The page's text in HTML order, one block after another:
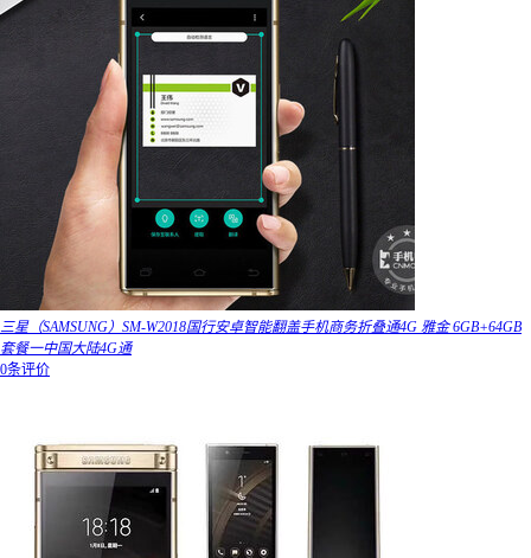
三星（SAMSUNG）SM-W2018国行安卓智能翻盖手机商务折叠通4G 雅金 6GB+64GB
套餐一中国大陆4G通
0条评价